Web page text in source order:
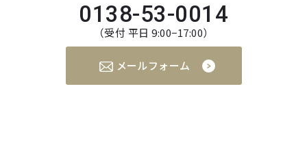
0138-53-0014
（受付 平日 9:00−17:00）
メールフォーム